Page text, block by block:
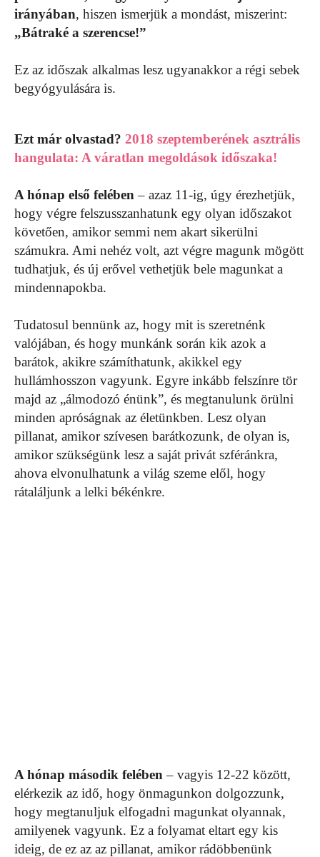
irányában, hiszen ismerjük a mondást, miszerint:
„Bátraké a szerencse!”
Ez az időszak alkalmas lesz ugyanakkor a régi sebek
begyógyulására is.
Ezt már olvastad? 2018 szeptemberének asztrális
hangulata: A váratlan megoldások időszaka!
A hónap első felében – azaz 11-ig, úgy érezhetjük,
hogy végre felszusszanhatunk egy olyan időszakot
követően, amikor semmi nem akart sikerülni
számukra. Ami nehéz volt, azt végre magunk mögött
tudhatjuk, és új erővel vethetjük bele magunkat a
mindennapokba.
Tudatosul bennünk az, hogy mit is szeretnénk
valójában, és hogy munkánk során kik azok a
barátok, akikre számíthatunk, akikkel egy
hullámhosszon vagyunk. Egyre inkább felszínre tör
majd az „álmodozó énünk”, és megtanulunk örülni
minden apróságnak az életünkben. Lesz olyan
pillanat, amikor szívesen barátkozunk, de olyan is,
amikor szükségünk lesz a saját privát szféránkra,
ahova elvonulhatunk a világ szeme elől, hogy
rátaláljunk a lelki békénkre.
A hónap második felében – vagyis 12-22 között,
elérkezik az idő, hogy önmagunkon dolgozzunk,
hogy megtanuljuk elfogadni magunkat olyannak,
amilyenek vagyunk. Ez a folyamat eltart egy kis
ideig, de ez az az pillanat, amikor rádöbbenünk